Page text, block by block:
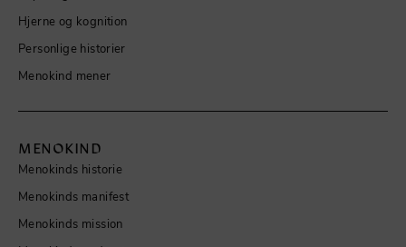
Hjerne og kognition
Personlige historier
Menokind mener
MENOKIND
Menokinds historie
Menokinds manifest
Menokinds mission